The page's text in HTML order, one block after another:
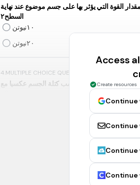
على سطح مائل فاكتسب تسارعا مقداره٢ م/ث فما مقدار القوة التي يؤثر بها على جسم موضوع عند نهاية
السطح٢
١٠نيوتن
٢٠نيوتن
4. MULTIPLE CHOICE QUESTION
تتناسب كتلة الجسم عكسيا مع.......
اطلق اسم نيوتن على الوحده التي تساوي....
Access
Create resources
Continue
Continue
Continue
Continue